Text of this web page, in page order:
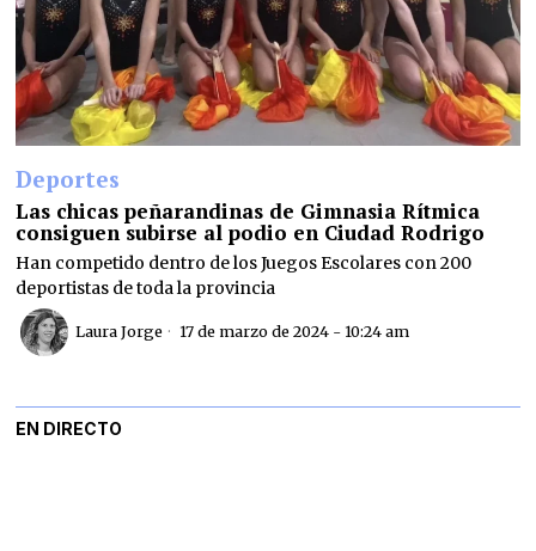
Deportes
Las chicas peñarandinas de Gimnasia Rítmica
consiguen subirse al podio en Ciudad Rodrigo
Han competido dentro de los Juegos Escolares con 200
deportistas de toda la provincia
Laura Jorge 17 de marzo de 2024 - 10:24 am
EN DIRECTO